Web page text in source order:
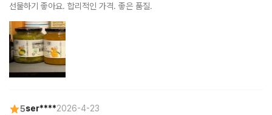
선물하기 좋아요. 합리적인 가격. 좋은 품질.
5ser****2026-4-23